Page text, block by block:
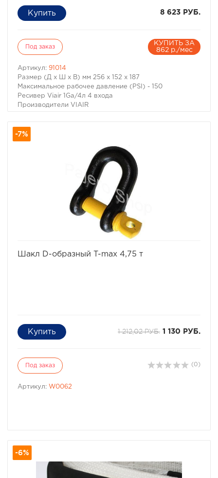
8 623 РУБ.
Под заказ
КУПИТЬ ЗА
862 р./мес
Артикул: 91014
Размер (Д х Ш х В) мм 256 x 152 x 187
Максимальное рабочее давление (PSI) - 150
Ресивер Viair 1Ga/4л 4 входа
Производители VIAIR
-7%
Шакл D-образный T-max 4,75 т
1 212,02 РУБ. 1 130 РУБ.
Под заказ (0)
Артикул: W0062
-6%